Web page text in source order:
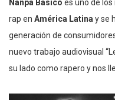
Nanpa Básico es uno de
rap en América Latinay se
generación de
nuevo trabajo audiovisual
su lado como rapero y nos